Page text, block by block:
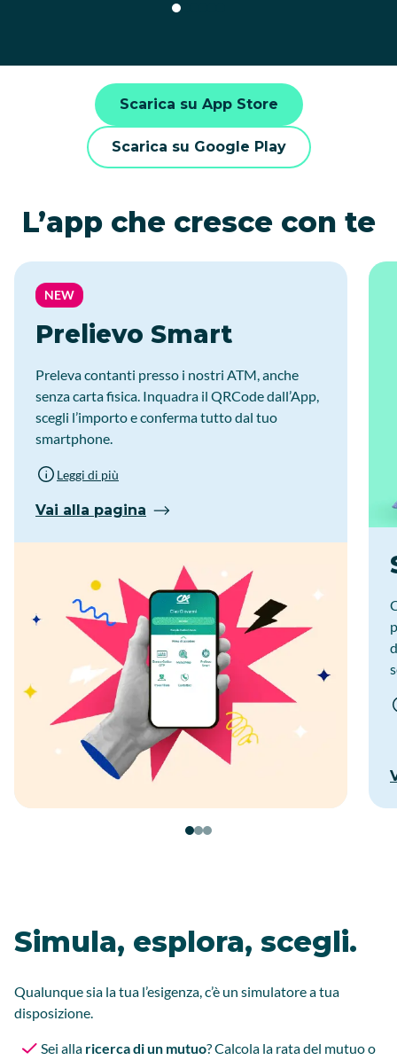
Scarica su App Store
Scarica su Google Play
L’app che cresce con te
NEW
Prelievo Smart
Preleva contanti presso i nostri ATM, anche
senza carta fisica. Inquadra il QRCode dall’App,
scegli l’importo e conferma tutto dal tuo
smartphone.
Leggi di più
Vai alla pagina
Simula, esplora, scegli.
Qualunque sia la tua l’esigenza, c’è un simulatore a tua
disposizione.
Sei alla ricerca di un mutuo? Calcola la rata del mutuo o